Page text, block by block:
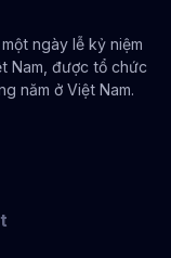
consistent
the
to life.
việc hàng ngày
ngày lễ kỷ niệm
Nam, được tổ chức
năm ở Việt Nam.